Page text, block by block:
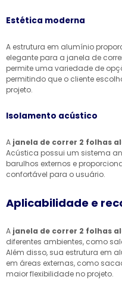
Estética moderna
A estrutura em alumínio
elegante para a janela de
permite uma variedade de
permitindo que o cliente
projeto.
Isolamento acústico
A janela de correr 2 folhas
Acústica possui um sistema
barulhos externos e
confortável para o usuário.
Aplicabilidade e
A janela de correr 2 folhas
diferentes ambientes, como
Além disso, sua estrutura em
em áreas externas, como
maior flexibilidade no projeto.